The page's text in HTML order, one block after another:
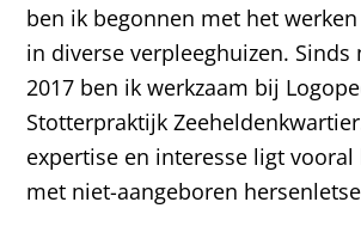
ben ik begonnen met het
in diverse verpleeghuizen. Sinds
2017 ben ik werkzaam bij
Stotterpraktijk
expertise en interesse ligt
met niet-aangeboren